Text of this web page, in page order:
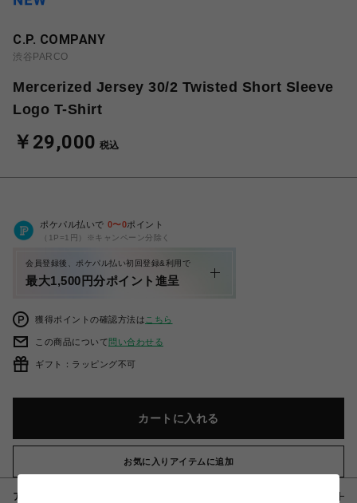
C.P. COMPANY
渋谷PARCO
Mercerized Jersey 30/2 Twisted Short Sleeve
Logo T-Shirt
￥29,000 税込
ポケパル払いで 0〜0ポイント
（1P=1円）※キャンペーン分除く
会員登録後、ポケパル払い初回登録&利用で
最大1,500円分ポイント進呈
獲得ポイントの確認方法は こちら
この商品について問い合わせる
ギフト：ラッピング不可
カートに入れる
お気に入りアイテムに追加
アイテム説明 / 素材